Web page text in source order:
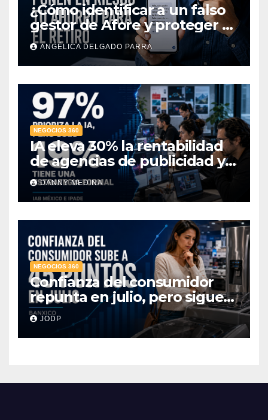
¿Cómo identificar a un falso
gestor de Afore y proteger el
ahorro para el retiro?
ANGÉLICA DELGADO PARRA
NEGOCIOS 360
IA eleva 30% la rentabilidad
de agencias de publicidad y
pone en jaque el cobro por
hora: IAB México e IPADE
DANNY MEDINA
NEGOCIOS 360
Confianza del consumidor
repunta en julio, pero sigue
por debajo de 2025: Banxico
JODP